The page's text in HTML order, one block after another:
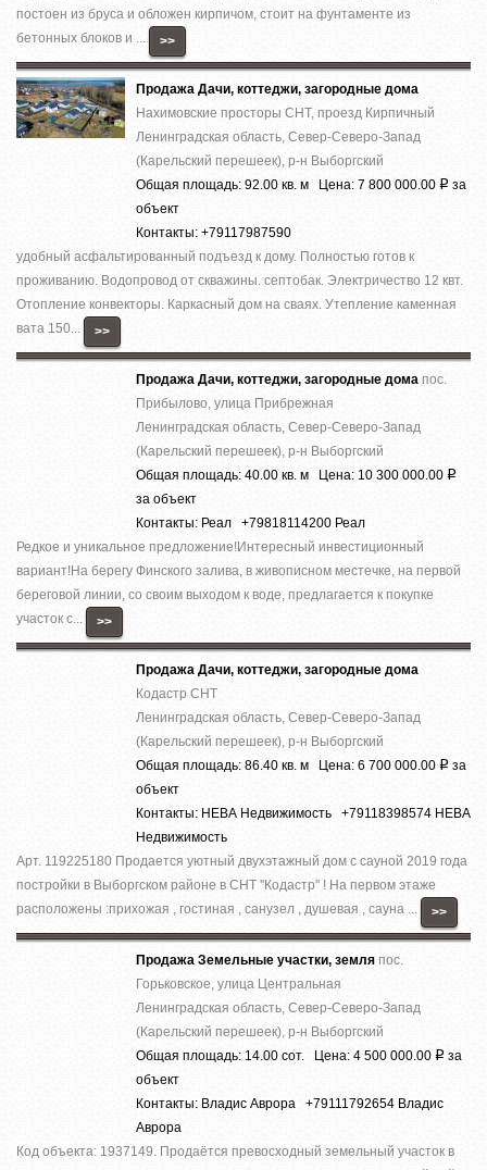
постоен из бруса и обложен кирпичом, стоит на фунтаменте из
бетонных блоков и ...
>>
Продажа Дачи, коттеджи, загородные дома
Нахимовские просторы СНТ, проезд Кирпичный
Ленинградская область, Север-Северо-Запад
(Карельский перешеек), р-н Выборгский
Общая площадь: 92.00 кв. м Цена: 7 800 000.00 Р за
объект
Контакты: +79117987590
удобный асфальтированный подъезд к дому. Полностью готов к
проживанию. Водопровод от скважины. септобак. Электричество 12 квт.
Отопление конвекторы. Каркасный дом на сваях. Утепление каменная
вата 150...
>>
Продажа Дачи, коттеджи, загородные дома пос.
Прибылово, улица Прибрежная
Ленинградская область, Север-Северо-Запад
(Карельский перешеек), р-н Выборгский
Общая площадь: 40.00 кв. м Цена: 10 300 000.00 Р
за объект
Контакты: Реал +79818114200 Реал
Редкое и уникальное предложение!Интересный инвестиционный
вариант!На берегу Финского залива, в живописном местечке, на первой
береговой линии, со своим выходом к воде, предлагается к покупке
участок с...
>>
Продажа Дачи, коттеджи, загородные дома
Кодастр СНТ
Ленинградская область, Север-Северо-Запад
(Карельский перешеек), р-н Выборгский
Общая площадь: 86.40 кв. м Цена: 6 700 000.00 Р за
объект
Контакты: НЕВА Недвижимость +79118398574 НЕВА
Недвижимость
Арт. 119225180 Продается уютный двухэтажный дом с сауной 2019 года
постройки в Выборгском районе в СНТ ''Кодастр'' ! На первом этаже
расположены :прихожая , гостиная , санузел , душевая , сауна ...
>>
Продажа Земельные участки, земля пос.
Горьковское, улица Центральная
Ленинградская область, Север-Северо-Запад
(Карельский перешеек), р-н Выборгский
Общая площадь: 14.00 сот. Цена: 4 500 000.00 Р за
объект
Контакты: Владис Аврора +79111792654 Владис
Аврора
Код объекта: 1937149. Продаётся превосходный земельный участок в